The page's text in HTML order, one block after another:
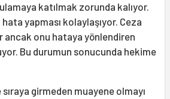
katılmak zorunda kalıyor.
yapması kolaylaşıyor. Ceza
ancak onu hataya yönlendiren
Bu durumun sonucunda hekime
girmeden muayene olmayı